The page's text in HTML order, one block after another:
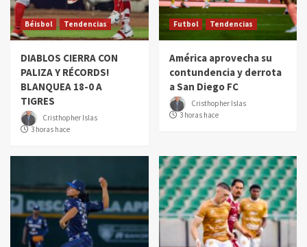
Béisbol Tendencias
DIABLOS CIERRA CON
PALIZA Y RÉCORDS!
BLANQUEA 18-0 A
TIGRES
Cristhopher Islas
3 horas hace
Futbol Tendencias
América aprovecha su
contundencia y derrota
a San Diego FC
Cristhopher Islas
3 horas hace